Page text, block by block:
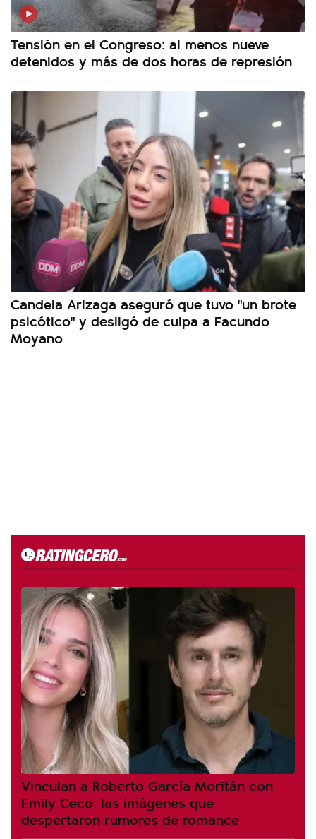
Tensión en el Congreso: al menos nueve
detenidos y más de dos horas de represión
Candela Arizaga aseguró que tuvo "un brote
psicótico" y desligó de culpa a Facundo
Moyano
Vinculan a Roberto García Moritán con
Emily Ceco: las imágenes que
despertaron rumores de romance